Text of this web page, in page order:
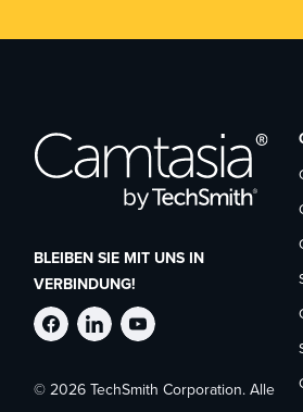
BLEIBEN SIE MIT UNS IN
VERBINDUNG!
TechSmith
auf
TechSmith
auf
TechSmith
auf
© 2026 TechSmith Corporation. Alle